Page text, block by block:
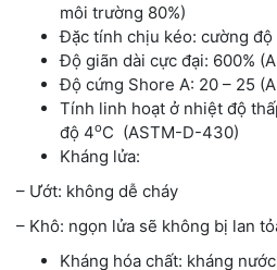
môi trường 80%)
Đặc tính chịu kéo: cường độ
Độ giãn dài cực đại: 600%
Độ cứng Shore A: 20 – 25
Tính linh hoạt ở nhiệt độ
độ 4oC (ASTM-D-430)
Kháng lửa:
– Ướt: không dễ cháy
– Khô: ngọn lửa sẽ không bị lan
Kháng hóa chất: kháng